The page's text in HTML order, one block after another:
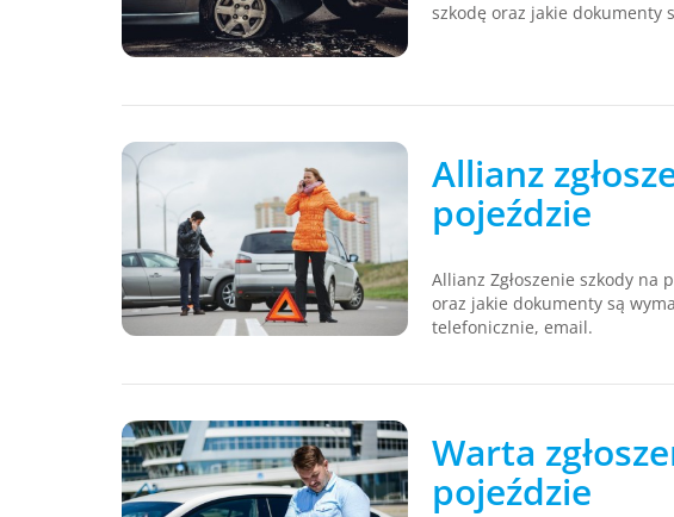
szkodę oraz jakie dokumenty
Allianz
pojeździe
Allianz Zgłoszenie szkody na
oraz jakie dokumenty są
telefonicznie, email.
Warta
pojeździe